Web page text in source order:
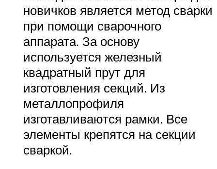
новичков является метод сварки
при помощи сварочного
аппарата. За основу
используется железный
квадратный прут для
изготовления секций. Из
металлопрофиля
изготавливаются рамки. Все
элементы крепятся на секции
сваркой.